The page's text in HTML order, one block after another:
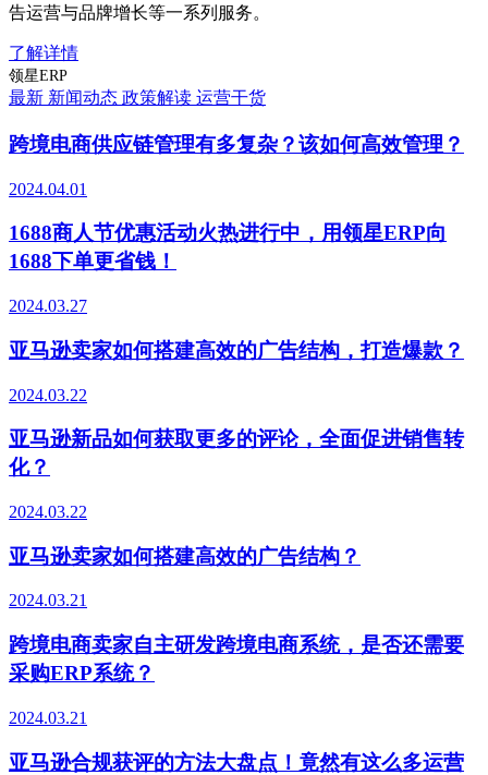
告运营与品牌增长等一系列服务。
了解详情
领星ERP
最新 新闻动态 政策解读 运营干货
跨境电商供应链管理有多复杂？该如何高效管理？
2024.04.01
1688商人节优惠活动火热进行中，用领星ERP向
1688下单更省钱！
2024.03.27
亚马逊卖家如何搭建高效的广告结构，打造爆款？
2024.03.22
亚马逊新品如何获取更多的评论，全面促进销售转
化？
2024.03.22
亚马逊卖家如何搭建高效的广告结构？
2024.03.21
跨境电商卖家自主研发跨境电商系统，是否还需要
采购ERP系统？
2024.03.21
亚马逊合规获评的方法大盘点！竟然有这么多运营